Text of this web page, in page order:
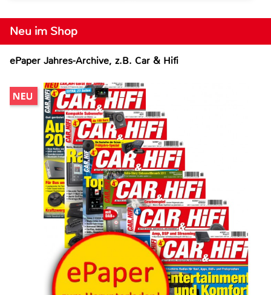
Neu im Shop
ePaper Jahres-Archive, z.B. Car & Hifi